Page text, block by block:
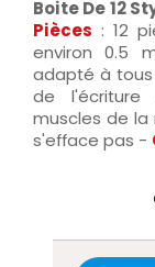
Boite De 12
Pièces : 12
environ 0.5
adapté à
de
muscles de
s'efface pas -